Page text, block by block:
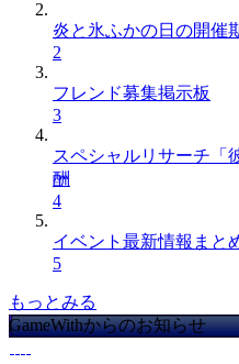
炎と氷ふかの日の開催
2
フレンド募集掲示板
3
スペシャルリサーチ「
酬
4
イベント最新情報まと
5
もっとみる
GameWithからのお知らせ